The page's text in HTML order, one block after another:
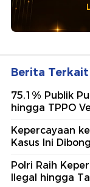
Berita Terkait
75,1% Publik
hingga TPPO
Kepercayaan
Kasus Ini
Polri Raih
Ilegal hingga